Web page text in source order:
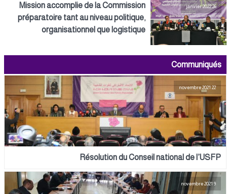
26 janvier 2022
Mission accomplie de la Commission
préparatoire tant au niveau politique,
organisationnel que logistique
Communiqués
22 novembre 2021
Résolution du Conseil national de l’USFP